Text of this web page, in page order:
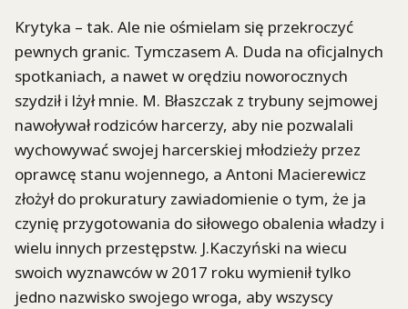
Krytyka – tak. Ale nie ośmielam się przekroczyć
pewnych granic. Tymczasem A. Duda na oficjalnych
spotkaniach, a nawet w orędziu noworocznych
szydził i lżył mnie. M. Błaszczak z trybuny sejmowej
nawoływał rodziców harcerzy, aby nie pozwalali
wychowywać swojej harcerskiej młodzieży przez
oprawcę stanu wojennego, a Antoni Macierewicz
złożył do prokuratury zawiadomienie o tym, że ja
czynię przygotowania do siłowego obalenia władzy i
wielu innych przestępstw. J.Kaczyński na wiecu
swoich wyznawców w 2017 roku wymienił tylko
jedno nazwisko swojego wroga, aby wszyscy